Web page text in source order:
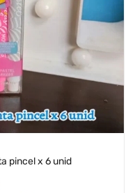
pincel x 6 unid